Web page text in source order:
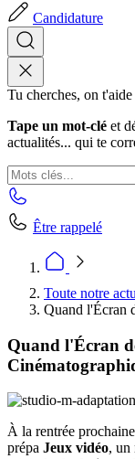
Candidature
Tu cherches, on
Tape un mot-clé et
actualités... qui te
Être rappelé
Toute notre
Quand l'Écran
Quand l'Écran
À la rentrée
prépa Jeux vidéo, un